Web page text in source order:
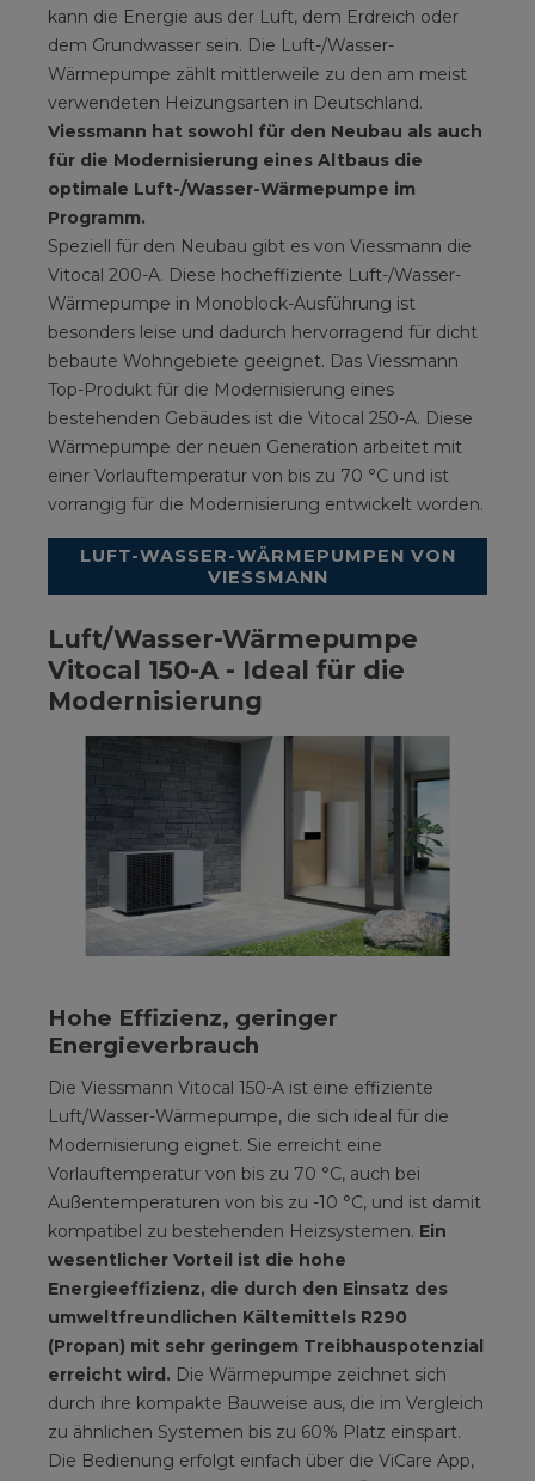
kann die Energie aus der Luft, dem Erdreich oder
dem Grundwasser sein. Die Luft-/Wasser-
Wärmepumpe zählt mittlerweile zu den am meist
verwendeten Heizungsarten in Deutschland.
Viessmann hat sowohl für den Neubau als auch
für die Modernisierung eines Altbaus die
optimale Luft-/Wasser-Wärmepumpe im
Programm.
Speziell für den Neubau gibt es von Viessmann die
Vitocal 200-A. Diese hocheffiziente Luft-/Wasser-
Wärmepumpe in Monoblock-Ausführung ist
besonders leise und dadurch hervorragend für dicht
bebaute Wohngebiete geeignet. Das Viessmann
Top-Produkt für die Modernisierung eines
bestehenden Gebäudes ist die Vitocal 250-A. Diese
Wärmepumpe der neuen Generation arbeitet mit
einer Vorlauftemperatur von bis zu 70 °C und ist
vorrangig für die Modernisierung entwickelt worden.
LUFT-WASSER-WÄRMEPUMPEN VON
VIESSMANN
Luft/Wasser-Wärmepumpe
Vitocal 150-A - Ideal für die
Modernisierung
Hohe Effizienz, geringer
Energieverbrauch
Die Viessmann Vitocal 150-A ist eine effiziente
Luft/Wasser-Wärmepumpe, die sich ideal für die
Modernisierung eignet. Sie erreicht eine
Vorlauftemperatur von bis zu 70 °C, auch bei
Außentemperaturen von bis zu -10 °C, und ist damit
kompatibel zu bestehenden Heizsystemen. Ein
wesentlicher Vorteil ist die hohe
Energieeffizienz, die durch den Einsatz des
umweltfreundlichen Kältemittels R290
(Propan) mit sehr geringem Treibhauspotenzial
erreicht wird. Die Wärmepumpe zeichnet sich
durch ihre kompakte Bauweise aus, die im Vergleich
zu ähnlichen Systemen bis zu 60% Platz einspart.
Die Bedienung erfolgt einfach über die ViCare App,